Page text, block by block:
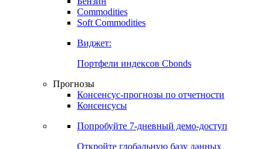
Commodities
Золото
Нефть
Бензин
Commodities
Soft Commodities
Виджет:
Портфели индексов Cbonds
Прогнозы
Консенсус-прогнозы по отчетности
Консенсусы